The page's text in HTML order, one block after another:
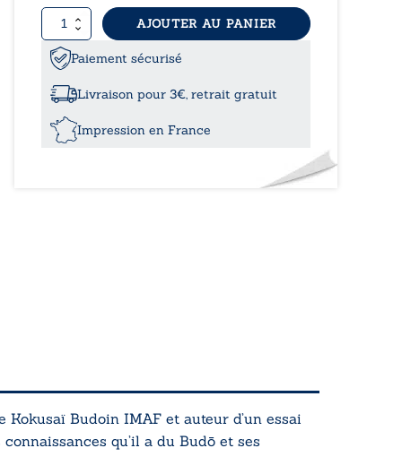
quantité
de
Shōgun
Introduction
une
politique
AJOUTER AU PANIER
Paiement sécurisé
Livraison pour 3€, retrait gratuit
Impression en France
Budoin IMAF et auteur d’un essai
qu’il a du Budō et ses